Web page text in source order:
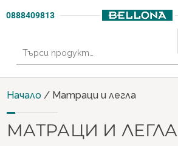
0888409813
за:
Начало / Матраци и легла
МАТРАЦИ И ЛЕГЛА